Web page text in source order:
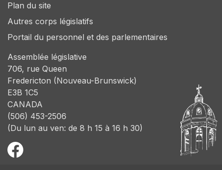
Plan du site
Autres corps législatifs
Portail du personnel et des parlementaires
Assemblée législative
706, rue Queen
Fredericton (Nouveau-Brunswick)
E3B 1C5
CANADA
(506) 453-2506
(Du lun au ven: de 8 h 15 à 16 h 30)